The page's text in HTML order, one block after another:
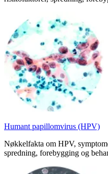
Humant papillomvirus (HPV)
Nøkkelfakta om HPV,
spredning, forebygging og